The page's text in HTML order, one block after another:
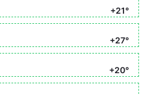
+21°
+27°
+20°